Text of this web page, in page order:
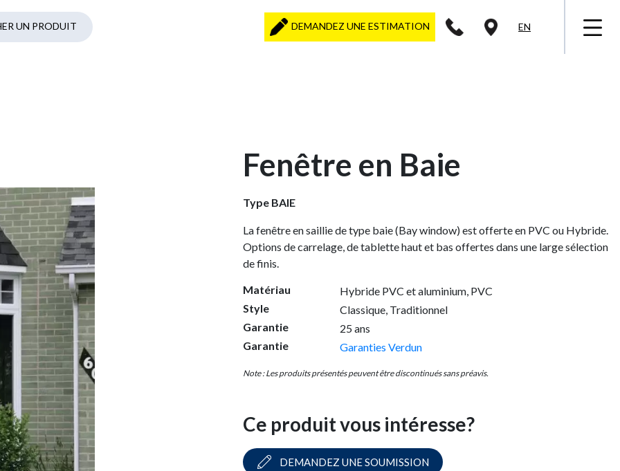
DEMANDEZ UNE ESTIMATION EN
Fenêtre en Baie
Type BAIE
La fenêtre en saillie de type baie (Bay window) est offerte en PVC ou Hybride.
Options de carrelage, de tablette haut et bas offertes dans une large sélection
de finis.
Matériau
Hybride PVC et aluminium, PVC
Style
Classique, Traditionnel
Garantie
25 ans
Garantie
Garanties Verdun
Note : Les produits présentés peuvent être discontinués sans préavis.
Ce produit vous intéresse?
DEMANDEZ UNE SOUMISSION